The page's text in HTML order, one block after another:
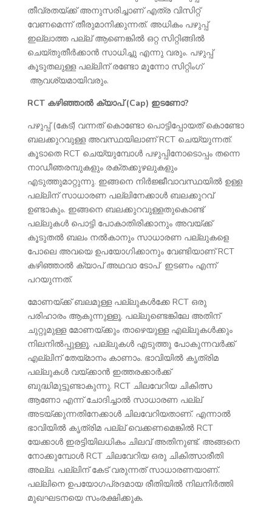
തീവ്രതയ്ക്ക് അനുസരിച്ചാണ് എത്ര വിസിറ്റ്
വേണമെന്ന് തീരുമാനിക്കുന്നത്. അധികം പഴുപ്പ്
ഇല്ലാത്ത പല്ല് ആണെങ്കിൽ ഒറ്റ സിറ്റിങ്ങിൽ
ചെയ്തുതീർക്കാൻ സാധിച്ചു എന്നു വരും. പഴുപ്പ്
കൂടുതലുള്ള പല്ലിന് രണ്ടോ മൂന്നോ സിറ്റിംഗ്
ആവശ്യമായിവരും.
RCT കഴിഞ്ഞാൽ ക്യാപ് (Cap) ഇടണോ?
പഴുപ്പ് (കേട്) വന്നത് കൊണ്ടോ പൊട്ടിപ്പോയത് കൊണ്ടോ
ബലക്കുറവുള്ള അവസ്ഥയിലാണ് RCT ചെയ്യുന്നത്.
കൂടാതെ RCT ചെയ്യുമ്പോൾ പഴുപ്പിനോടൊപ്പം തന്നെ
നാഡീഞരമ്പുകളും രക്തക്കുഴലുകളും
എടുത്തുമാറ്റുന്നു. ഇങ്ങനെ നിർജ്ജീവാവസ്ഥയിൽ ഉള്ള
പല്ലിന് സാധാരണ പല്ലിനേക്കാൾ ബലക്കുറവ്
ഉണ്ടാകും. ഇങ്ങനെ ബലക്കുറവുള്ളതുകൊണ്ട്
പല്ലുകൾ പൊട്ടി പോകാതിരിക്കാനും അവയ്ക്ക്
കൂടുതൽ ബലം നൽകാനും സാധാരണ പല്ലുകളെ
പോലെ അവയെ ഉപയോഗിക്കാനും വേണ്ടിയാണ് RCT
കഴിഞ്ഞാൽ ക്യാപ് അഥവാ ടോപ് ഇടണം എന്ന്
പറയുന്നത്.
മോണയ്ക്ക് ബലമുള്ള പല്ലുകൾക്കേ RCT ഒരു
പരിഹാരം ആകുന്നുള്ളൂ. പല്ലുണ്ടെങ്കിലേ അതിന്
ചുറ്റുമുള്ള മോണയ്ക്കും താഴെയുള്ള എല്ലുകൾക്കും
നിലനിൽപ്പുള്ളൂ. പല്ലുകൾ എടുത്തു പോകുന്നവർക്ക്
എല്ലിന് തേയ്മാനം കാണാം. ഭാവിയിൽ കൃത്രിമ
പല്ലുകൾ വയ്ക്കാൻ ഇത്തരക്കാർക്ക്
ബുദ്ധിമുട്ടുണ്ടാകുന്നു. RCT ചിലവേറിയ ചികിത്സ
ആണോ എന്ന് ചോദിച്ചാൽ സാധാരണ പല്ല്
അടയ്ക്കുന്നതിനേക്കാൾ ചിലവേറിയതാണ്. എന്നാൽ
ഭാവിയിൽ കൃത്രിമ പല്ല് വെക്കണമെങ്കിൽ RCT
യേക്കാൾ ഇരട്ടിയിലധികം ചിലവ് അതിനുണ്ട്. അങ്ങനെ
നോക്കുമ്പോൾ RCT ചിലവേറിയ ഒരു ചികിത്സാരീതി
അല്ല. പല്ലിന് കേട് വരുന്നത് സാധാരണയാണ്.
പല്ലിനെ ഉപയോഗപ്രദമായ രീതിയിൽ നിലനിർത്തി
മുഖഘടനയെ സംരക്ഷിക്കുക.